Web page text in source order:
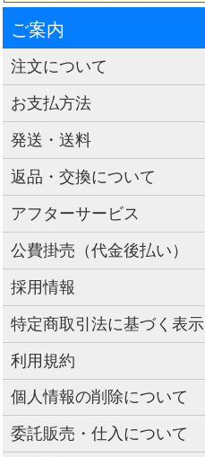
ご案内
注文について
お支払方法
発送・送料
返品・交換について
アフターサービス
公費掛売（代金後払い）
採用情報
特定商取引法に基づく表示
利用規約
個人情報の削除について
委託販売・仕入について